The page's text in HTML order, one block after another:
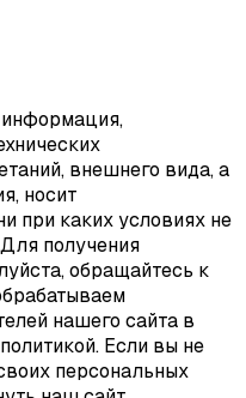
информация,
внешнего вида, а
носит
при каких условиях не
получения
обращайтесь к
нашего сайта в
Если вы не
персональных